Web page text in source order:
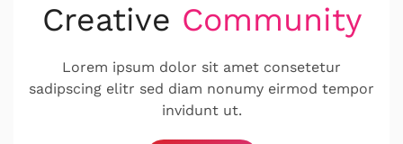
Creative Community
Lorem ipsum dolor sit amet consetetur
sadipscing elitr sed diam nonumy eirmod tempor
invidunt ut.